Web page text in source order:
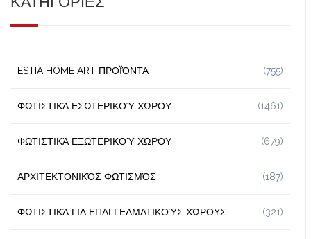
ESTIA HOME ART ΠΡΟΪΌΝΤΑ (755)
ΦΩΤΙΣΤΙΚΆ ΕΣΩΤΕΡΙΚΟΎ ΧΏΡΟΥ (1461)
ΦΩΤΙΣΤΙΚΆ ΕΞΩΤΕΡΙΚΟΎ ΧΏΡΟΥ (679)
ΑΡΧΙΤΕΚΤΟΝΙΚΌΣ ΦΩΤΙΣΜΌΣ (187)
ΦΩΤΙΣΤΙΚΆ ΓΙΑ ΕΠΑΓΓΕΛΜΑΤΙΚΟΎΣ ΧΏΡΟΥΣ (321)